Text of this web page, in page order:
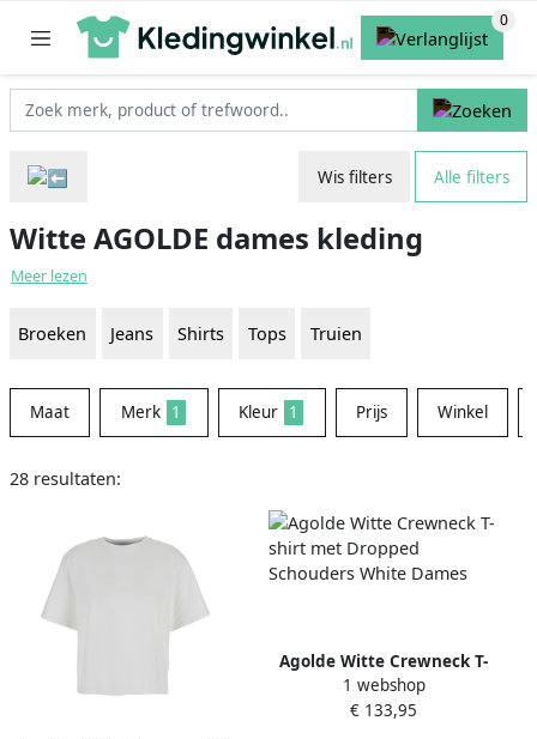
Wis filters Alle filters
Witte AGOLDE dames kleding
Meer lezen
Broeken Jeans Shirts Tops Truien
Maat Merk 1 Kleur 1 Prijs Winkel
28 resultaten:
Agolde Witte Crewneck T-
shirt met Dropped
Schouders White Dames
1 webshop
€ 133,95